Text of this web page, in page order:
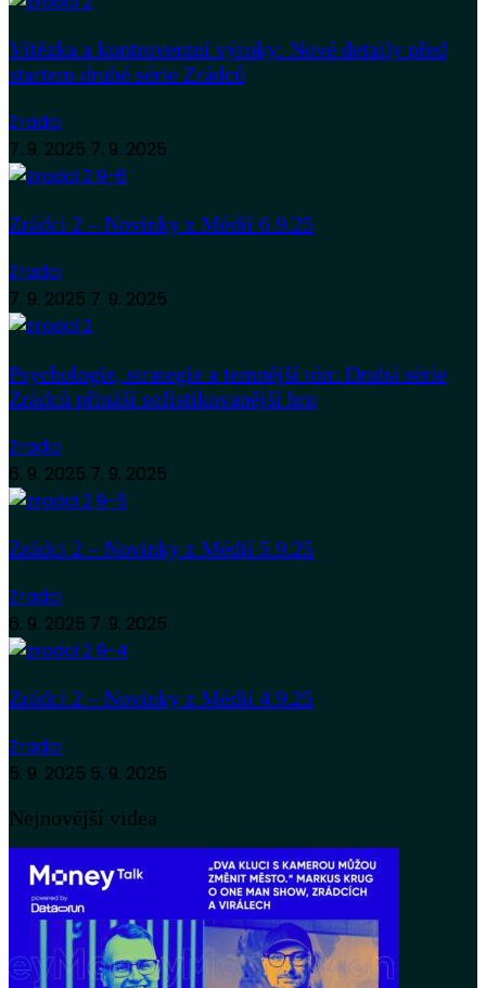
Vítězka a kontroverzní výroky: Nové detaily před
startem druhé série Zrádců
Zradci
7. 9. 2025 7. 9. 2025
Zrádci 2 – Novinky z Médií 6.9.25
Zradci
7. 9. 2025 7. 9. 2025
Psychologie, strategie a temnější tón: Druhá série
Zrádců přináší sofistikovanější hru
Zradci
6. 9. 2025 7. 9. 2025
Zrádci 2 – Novinky z Médií 5.9.25
Zradci
6. 9. 2025 7. 9. 2025
Zrádci 2 – Novinky z Médií 4.9.25
Zradci
5. 9. 2025 5. 9. 2025
Nejnovější videa